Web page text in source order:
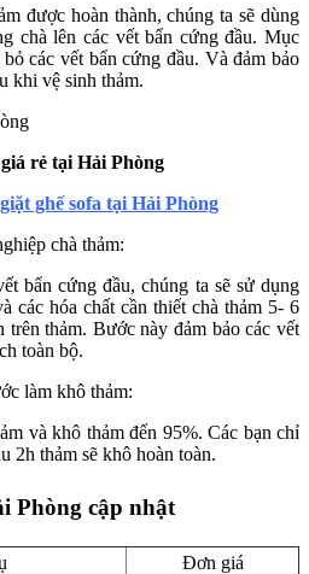
được hoàn thành, chúng ta sẽ dùng
chà lên các vết bẩn cứng đầu. Mục
các vết bẩn cứng đầu. Và đảm bảo
khi vệ sinh thảm.
rẻ tại Hải Phòng
giặt ghế sofa tại Hải Phòng
chà thảm:
bẩn cứng đầu, chúng ta sẽ sử dụng
các hóa chất cần thiết chà thảm 5- 6
trên thảm. Bước này đảm bảo các vết
toàn bộ.
làm khô thảm:
và khô thảm đến 95%. Các bạn chỉ
2h thảm sẽ khô hoàn toàn.
Phòng cập nhật
Đơn giá